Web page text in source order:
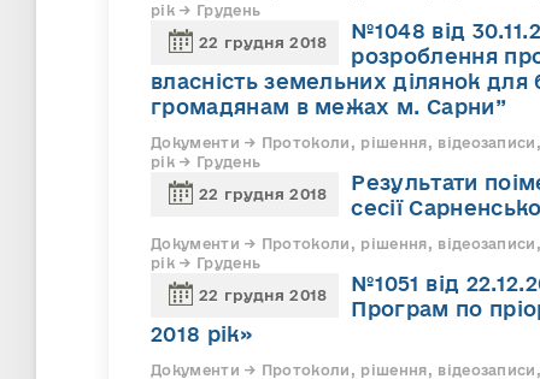
рік → Грудень
22 грудня 2018
№1048 від
розроблення
власність земельних ділянок для
громадянам в межах м. Сарни”
Документи → Протоколи, рішення,
рік → Грудень
22 грудня 2018
Результати
сесії
Документи → Протоколи, рішення,
рік → Грудень
22 грудня 2018
№1051 від
Програм по
2018 рік»
Документи → Протоколи, рішення,